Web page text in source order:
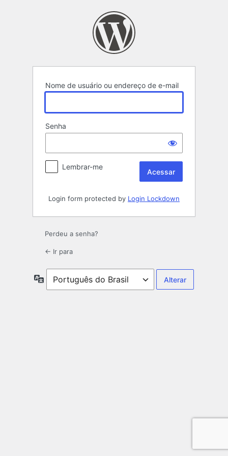
Nome de usuário ou endereço de e-mail
Senha
Lembrar-me
Login form protected by Login Lockdown
Perdeu a senha?
← Ir para
Idioma